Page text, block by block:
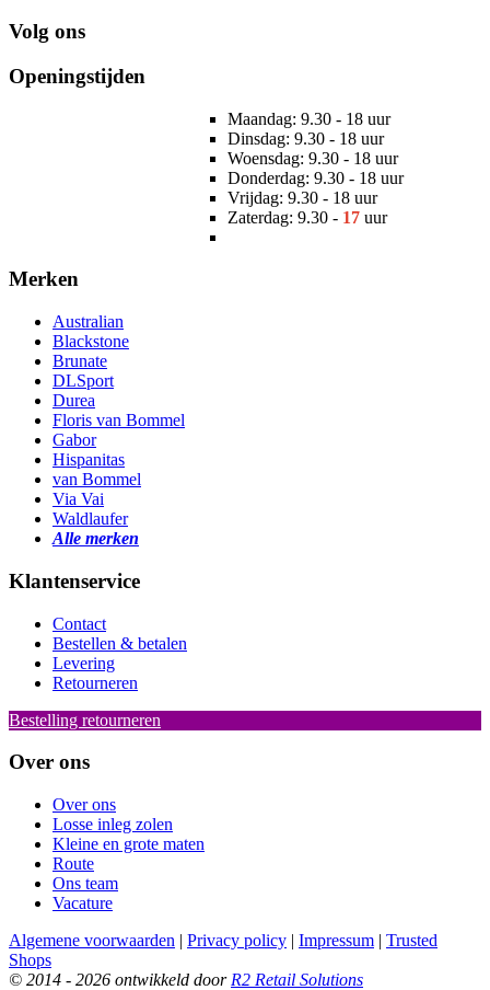
Volg ons
Openingstijden
Maandag: 9.30 - 18 uur
Dinsdag: 9.30 - 18 uur
Woensdag: 9.30 - 18 uur
Donderdag: 9.30 - 18 uur
Vrijdag: 9.30 - 18 uur
Zaterdag: 9.30 - 17 uur
Merken
Australian
Blackstone
Brunate
DLSport
Durea
Floris van Bommel
Gabor
Hispanitas
van Bommel
Via Vai
Waldlaufer
Alle merken
Klantenservice
Contact
Bestellen & betalen
Levering
Retourneren
Bestelling retourneren
Over ons
Over ons
Losse inleg zolen
Kleine en grote maten
Route
Ons team
Vacature
Algemene voorwaarden | Privacy policy | Impressum | Trusted
Shops
© 2014 - 2026 ontwikkeld door R2 Retail Solutions